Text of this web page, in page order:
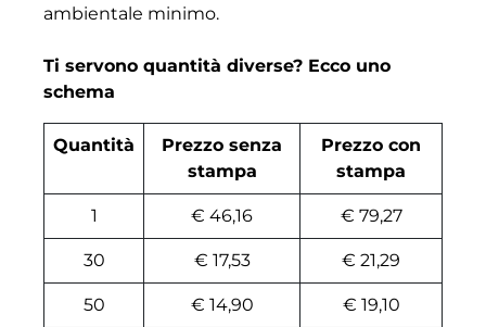
ambientale minimo.
Ti servono quantità diverse? Ecco uno
schema
Quantità
Prezzo senza
stampa
Prezzo con
stampa
1 € 46,16 € 79,27
30 € 17,53 € 21,29
50 € 14,90 € 19,10